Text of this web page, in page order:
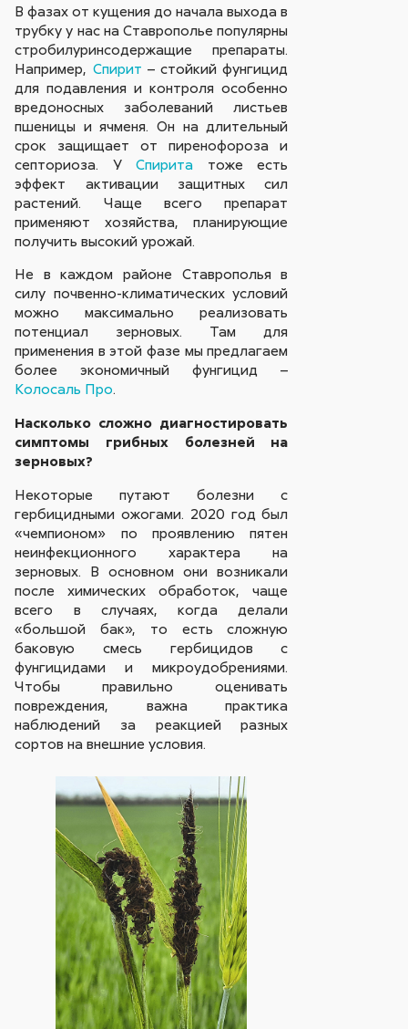
В фазах от кущения до начала выхода в
трубку у нас на Ставрополье популярны
стробилуринсодержащие препараты.
Например, Спирит – стойкий фунгицид
для подавления и контроля особенно
вредоносных заболеваний листьев
пшеницы и ячменя. Он на длительный
срок защищает от пиренофороза и
септориоза. УСпирита тоже есть
эффект активации защитных сил
растений. Чаще всего препарат
применяют хозяйства, планирующие
получить высокий урожай.
Не в каждом районе Ставрополья в
силу почвенно-климатических условий
можно максимально реализовать
потенциал зерновых. Там для
применения в этой фазе мы предлагаем
более экономичный фунгицид –
Колосаль Про.
Насколько сложно диагностировать
симптомы грибных болезней на
зерновых?
Некоторые путают болезни с
гербицидными ожогами. 2020 год был
«чемпионом» по проявлению пятен
неинфекционного характера на
зерновых. В основном они возникали
после химических обработок, чаще
всего в случаях, когда делали
«большой бак», то есть сложную
баковую смесь гербицидов с
фунгицидами и микроудобрениями.
Чтобы правильно оценивать
повреждения, важна практика
наблюдений за реакцией разных
сортов на внешние условия.